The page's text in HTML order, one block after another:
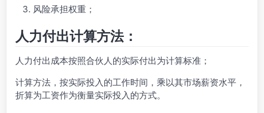
风险承担权重；
人力付出计算方法：
人力付出成本按照合伙人的实际付出为计算标准；
计算方法，按实际投入的工作时间，乘以其市场薪资水平，
折算为工资作为衡量实际投入的方式。